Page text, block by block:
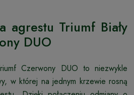
agrestu Triumf Biały
DUO
Czerwony DUO to niezwykle
w której na jednym krzewie rosną